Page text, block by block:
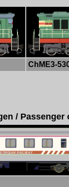
ChME3-
/ Passenger